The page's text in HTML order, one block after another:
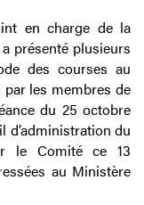
en charge de la
présenté plusieurs
des courses au
les membres de
du 25 octobre
d’administration du
le Comité ce 13
au Ministère